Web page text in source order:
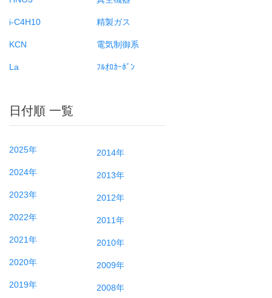
i-C4H10
KCN
La
精製ガス
電気制御系
ﾌﾙｵﾛｶｰﾎﾞﾝ
日付順 一覧
2025年
2024年
2023年
2022年
2021年
2020年
2019年
2014年
2013年
2012年
2011年
2010年
2009年
2008年